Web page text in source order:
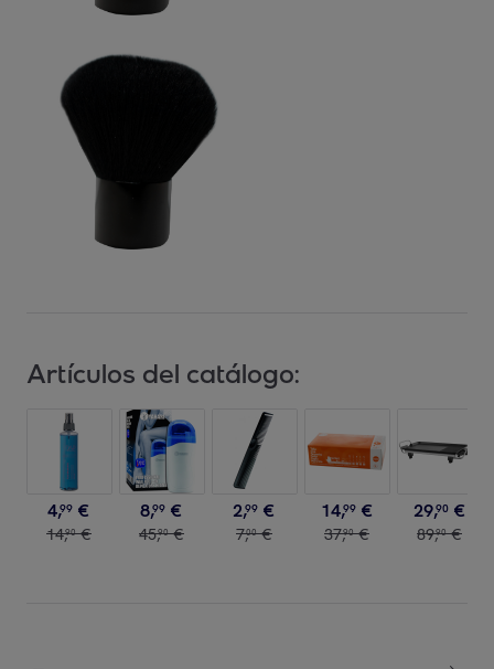
Artículos del catálogo:
4,99 €
14,90 €
8,99 €
45,90 €
2,99 €
7,00 €
14,99 €
37,90 €
29,90 €
89,90 €